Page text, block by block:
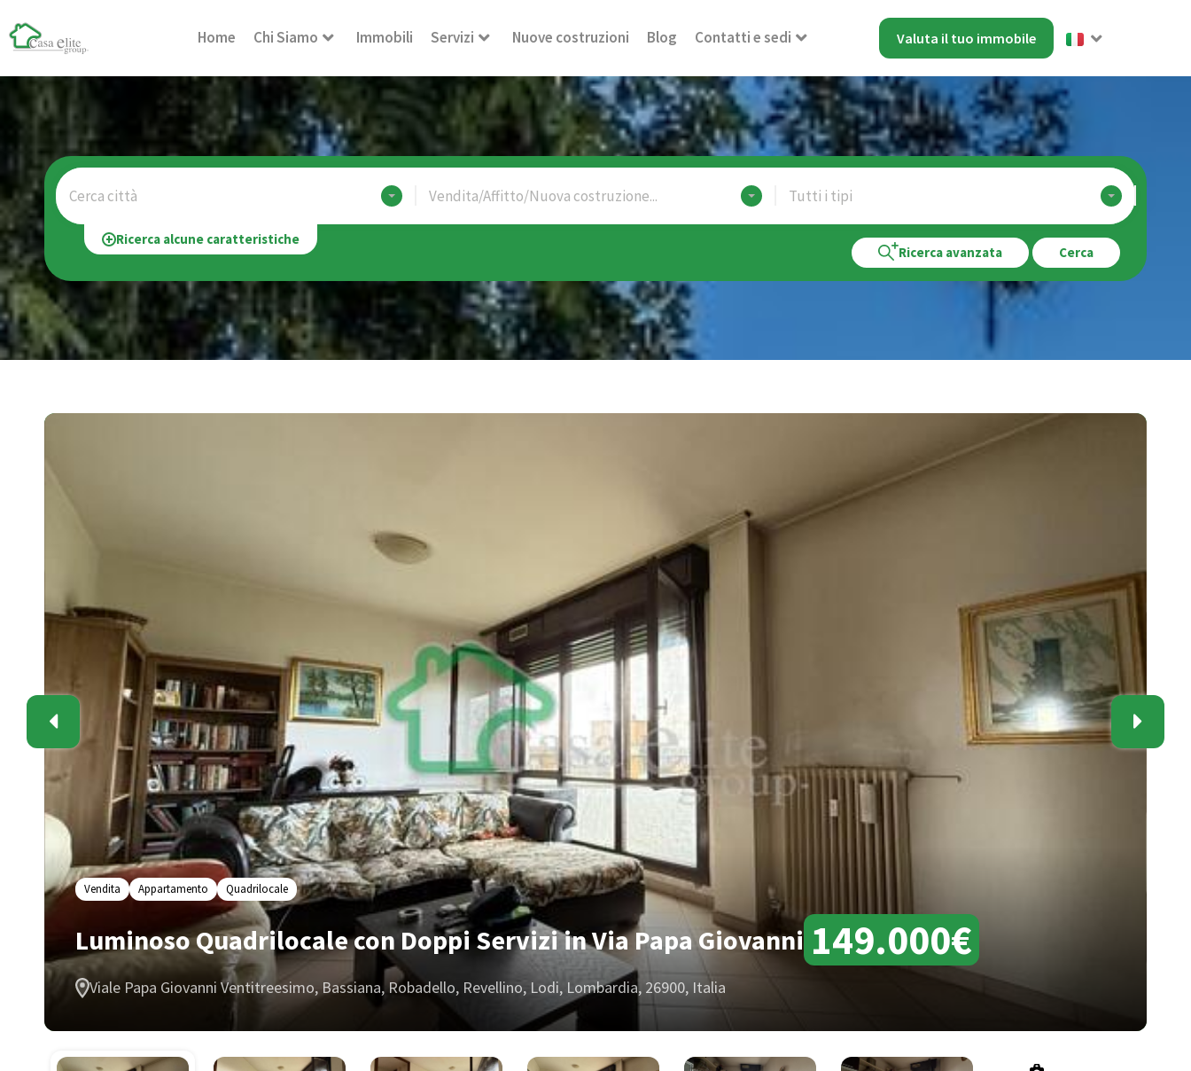
Home Chi Siamo Immobili Servizi Nuove costruzioni Blog Contatti e sedi Valuta il tuo immobile
Cerca città Vendita/Affitto/Nuova costruzione... Tutti i tipi
Ricerca alcune caratteristiche
Ricerca avanzata Cerca
Vendita Appartamento Quadrilocale
Luminoso Quadrilocale con Doppi Servizi in Via Papa Giovanni 149.000€
Viale Papa Giovanni Ventitreesimo, Bassiana, Robadello, Revellino, Lodi, Lombardia, 26900, Italia